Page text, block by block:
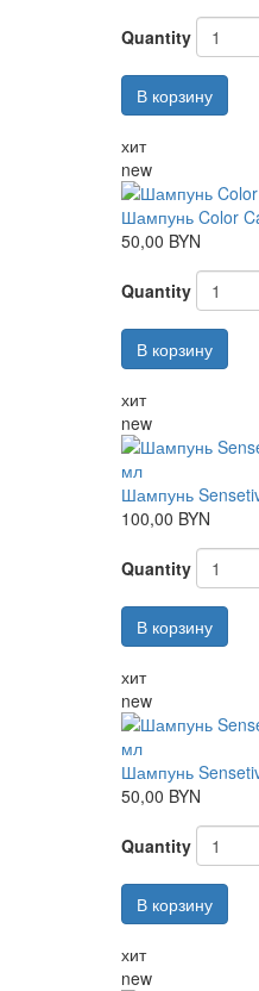
Quantity
В корзину
хит
new
Шампунь Color
50,00 BYN
Quantity
В корзину
хит
new
Шампунь
100,00 BYN
Quantity
В корзину
хит
new
Шампунь
50,00 BYN
Quantity
В корзину
хит
new